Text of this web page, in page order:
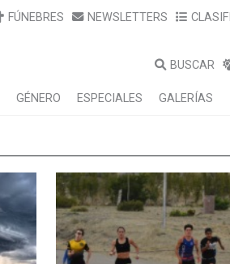
FÚNEBRES NEWSLETTERS
BUSCAR
GÉNERO ESPECIALES GALERÍAS